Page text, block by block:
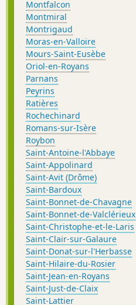
Montfalcon
Montmiral
Montrigaud
Moras-en-Valloire
Mours-Saint-Eusèbe
Oriol-en-Royans
Parnans
Peyrins
Ratières
Rochechinard
Romans-sur-Isère
Roybon
Saint-Antoine-l'Abbaye
Saint-Appolinard
Saint-Avit (Drôme)
Saint-Bardoux
Saint-Bonnet-de-Chavagne
Saint-Bonnet-de-Valclérieux
Saint-Christophe-et-le-Laris
Saint-Clair-sur-Galaure
Saint-Donat-sur-l'Herbasse
Saint-Hilaire-du-Rosier
Saint-Jean-en-Royans
Saint-Just-de-Claix
Saint-Lattier